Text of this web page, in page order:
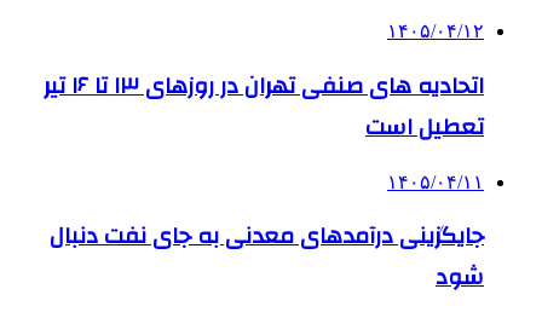
۱۴۰۵/۰۴/۱۲
اتحادیه های صنفی تهران در روزهای ۱۳ تا ۱۶ تیر
تعطیل است
۱۴۰۵/۰۴/۱۱
جایگزینی درآمدهای معدنی به جای نفت دنبال
شود